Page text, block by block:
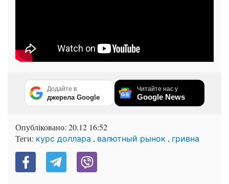
Додайте в
джерела Google
Читайте нас у
Google News
Опубліковано: 20.12 16:52
Теги: курс доллара , валютный рынок , гривна